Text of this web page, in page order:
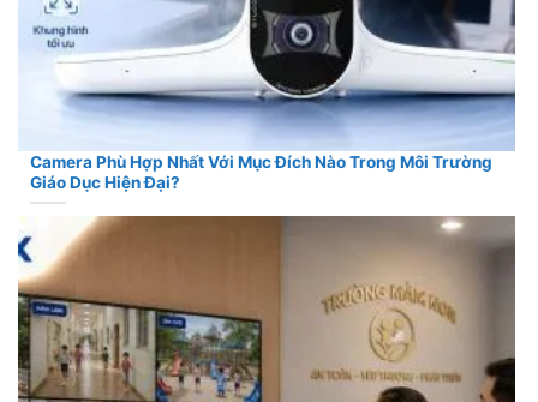
Camera Phù Hợp Nhất Với Mục Đích Nào Trong Môi Trường
Giáo Dục Hiện Đại?